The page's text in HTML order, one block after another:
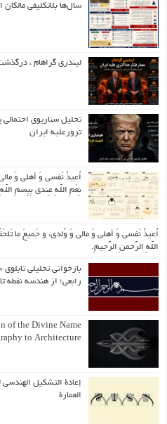
سال‌ها بلاتکلیفی مالکان
لیندزی گراهام ،
تحلیل سناریوی احتمالی
ترورعلیه ایران
اُعیذُ نَفسی وَ أهلی وَ
نِعَمِ اللّهِ عِندی بِبِسمِ
اُعیذُ نَفسی وَ أهلی وَ مالی وَ وُلدی، و جَمیعَ ما
اللّهِ الرَّحمنِ الرَّحیمِ.
بازخوانی تحلیلی
رابعی؛ از هندسه نقطه
of the Divine Name
to Architecture
إعادة التشكيل الهندسي
العمارة